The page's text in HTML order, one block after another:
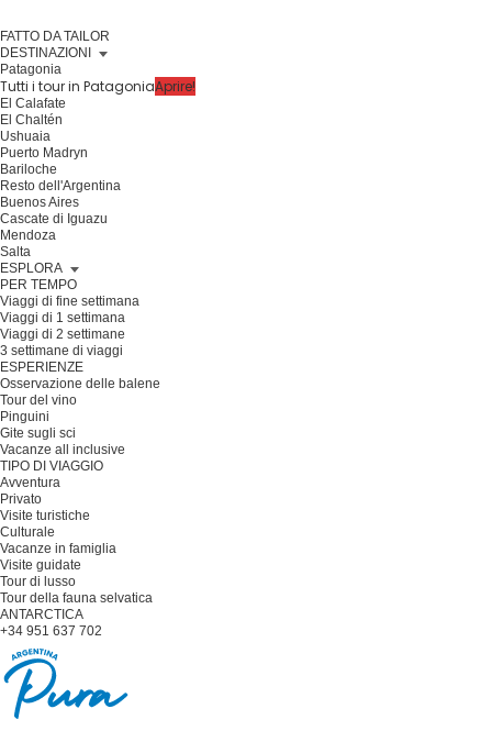
FATTO DA TAILOR
DESTINAZIONI
Patagonia
Tutti i tour in PatagoniaAprire!
El Calafate
El Chaltén
Ushuaia
Puerto Madryn
Bariloche
Resto dell'Argentina
Buenos Aires
Cascate di Iguazu
Mendoza
Salta
ESPLORA
PER TEMPO
Viaggi di fine settimana
Viaggi di 1 settimana
Viaggi di 2 settimane
3 settimane di viaggi
ESPERIENZE
Osservazione delle balene
Tour del vino
Pinguini
Gite sugli sci
Vacanze all inclusive
TIPO DI VIAGGIO
Avventura
Privato
Visite turistiche
Culturale
Vacanze in famiglia
Visite guidate
Tour di lusso
Tour della fauna selvatica
ANTARCTICA
+34 951 637 702